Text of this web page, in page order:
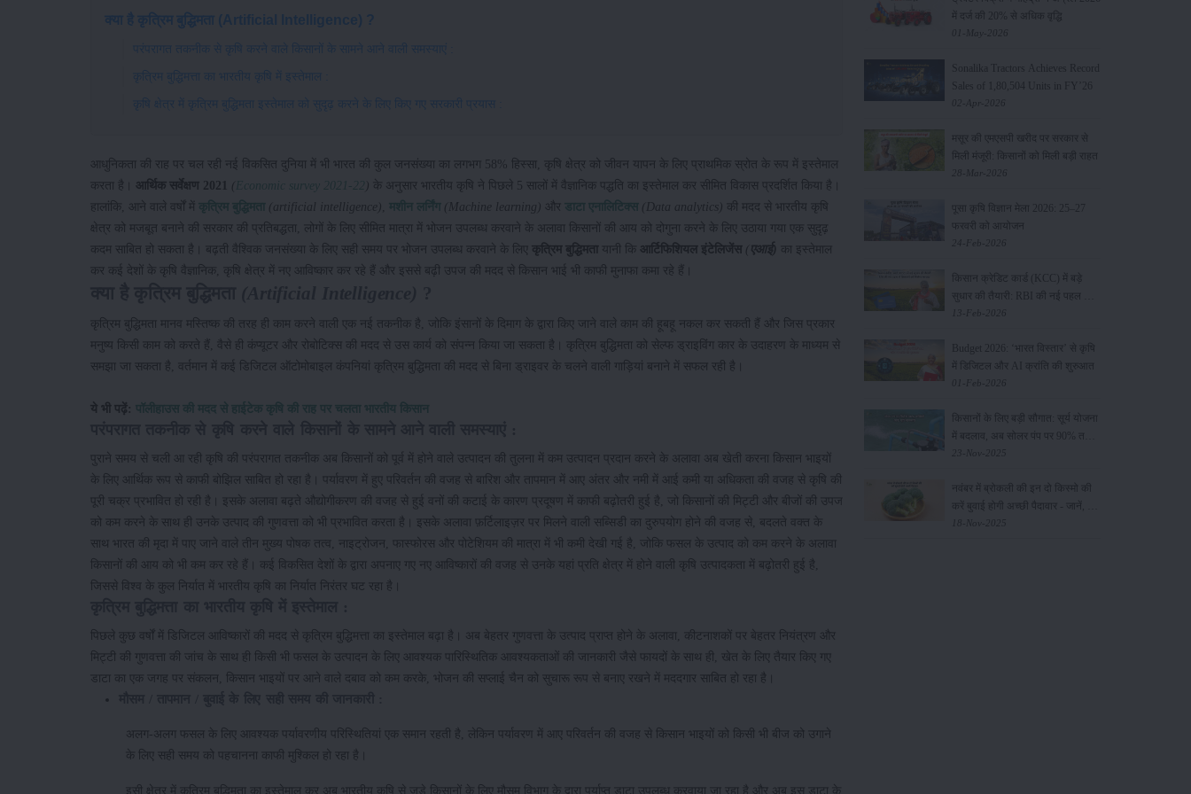
क्या है कृत्रिम बुद्धिमता (Artificial Intelligence) ?
परंपरागत तकनीक से कृषि करने वाले किसानों के सामने आने वाली समस्याएं :
कृत्रिम बुद्धिमत्ता का भारतीय कृषि में इस्तेमाल :
कृषि क्षेत्र में कृत्रिम बुद्धिमता इस्तेमाल को सुदृढ़ करने के लिए किए गए सरकारी प्रयास :
आधुनिकता की राह पर चल रही नई विकसित दुनिया में भी भारत की कुल जनसंख्या का लगभग 58% हिस्सा, कृषि क्षेत्र को जीवन यापन के लिए प्राथमिक स्रोत के रूप में इस्तेमाल
करता है। आर्थिक सर्वेक्षण 2021 ( Economic survey 2021-22 ) के अनुसार भारतीय कृषि ने पिछले 5 सालों में वैज्ञानिक पद्धति का इस्तेमाल कर सीमित विकास प्रदर्शित किया है।
हालांकि, आने वाले वर्षों में कृत्रिम बुद्धिमता (artificial intelligence) मशीन लर्निंग (Machine learning) और डाटा एनालिटिक्स (Data analytics) की मदद से भारतीय कृषि
क्षेत्र को मजबूत बनाने की सरकार की प्रतिबद्धता, लोगों के लिए सीमित मात्रा में भोजन उपलब्ध करवाने के अलावा किसानों की आय को दोगुना करने के लिए उठाया गया एक सुदृढ़
कदम साबित हो सकता है। बढ़ती वैश्विक जनसंख्या के लिए सही समय पर भोजन उपलब्ध करवाने के लिए कृत्रिम बुद्धिमता यानी कि आर्टिफिशियल इंटेलिजेंस ( एआई)
का इस्तेमाल
कर कई देशों के कृषि वैज्ञानिक, कृषि क्षेत्र में नए आविष्कार कर रहे हैं और इससे बढ़ी उपज की मदद से किसान भाई भी काफी मुनाफा कमा रहे हैं।
कृत्रिम बुद्धिमता मानव मस्तिष्क की तरह ही काम करने वाली एक नई तकनीक है, जोकि इंसानों के दिमाग के द्वारा किए जाने वाले काम की हूबहू नकल कर सकती हैं और जिस प्रकार
मनुष्य किसी काम को करते हैं, वैसे ही कंप्यूटर और रोबोटिक्स की मदद से उस कार्य को संपन्न किया जा सकता है। कृत्रिम बुद्धिमता को सेल्फ ड्राइविंग कार के उदाहरण के माध्यम से
समझा जा सकता है, वर्तमान में कई डिजिटल ऑटोमोबाइल कंपनियां कृत्रिम बुद्धिमता की मदद से बिना ड्राइवर के चलने वाली गाड़ियां बनाने में सफल रही है।
ये भी पढ़ें: पॉलीहाउस की मदद से हाईटेक कृषि की राह पर चलता भारतीय किसान
पुराने समय से चली आ रही कृषि की परंपरागत तकनीक अब किसानों को पूर्व में होने वाले उत्पादन की तुलना में कम उत्पादन प्रदान करने के अलावा अब खेती करना किसान भाइयों
के लिए आर्थिक रूप से काफी बोझिल साबित हो रहा है। पर्यावरण में हुए परिवर्तन की वजह से बारिश और तापमान में आए अंतर और नमी में आई कमी या अधिकता की वजह से कृषि की
पूरी चक्र प्रभावित हो रही है। इसके अलावा बढ़ते औद्योगीकरण की वजह से हुई वनों की कटाई के कारण प्रदूषण में काफी बढ़ोतरी हुई है, जो किसानों की मिट्टी और बीजों की उपज
को कम करने के साथ ही उनके उत्पाद की गुणवत्ता को भी प्रभावित करता है। इसके अलावा फ़र्टिलाइज़र पर मिलने वाली सब्सिडी का दुरुपयोग होने की वजह से, बदलते वक्त के
साथ भारत की मृदा में पाए जाने वाले तीन मुख्य पोषक तत्व, नाइट्रोजन, फास्फोरस और पोटेशियम की मात्रा में भी कमी देखी गई है, जोकि फसल के उत्पाद को कम करने के अलावा
किसानों की आय को भी कम कर रहे हैं। कई विकसित देशों के द्वारा अपनाए गए नए आविष्कारों की वजह से उनके यहां प्रति क्षेत्र में होने वाली कृषि उत्पादकता में बढ़ोतरी हुई है,
जिससे विश्व के कुल निर्यात में भारतीय कृषि का निर्यात निरंतर घट रहा है।
पिछले कुछ वर्षों में डिजिटल आविष्कारों की मदद से कृत्रिम बुद्धिमत्ता का इस्तेमाल बढ़ा है। अब बेहतर गुणवत्ता के उत्पाद प्राप्त होने के अलावा, कीटनाशकों पर बेहतर नियंत्रण और
मिट्टी की गुणवत्ता की जांच के साथ ही किसी भी फसल के उत्पादन के लिए आवश्यक पारिस्थितिक आवश्यकताओं की जानकारी जैसे फायदों के साथ ही, खेत के लिए तैयार किए गए
डाटा का एक जगह पर संकलन, किसान भाइयों पर आने वाले दबाव को कम करके, भोजन की सप्लाई चैन को सुचारू रूप से बनाए रखने में मददगार साबित हो रहा है।
अलग-अलग फसल के लिए आवश्यक पर्यावरणीय परिस्थितियां एक समान रहती है, लेकिन पर्यावरण में आए परिवर्तन की वजह से किसान भाइयों को किसी भी बीज को उगाने
के लिए सही समय को पहचानना काफी मुश्किल हो रहा है।
इसी क्षेत्र में कृत्रिम बुद्धिमता का इस्तेमाल कर अब भारतीय कृषि से जुड़े किसानों के लिए मौसम विभाग के द्वारा पर्याप्त डाटा उपलब्ध करवाया जा रहा है और अब इस डाटा के
में दर्ज की 20% से अधिक वृद्धि
01-May-2026
Sonalika Tractors Achieves Record
Sales of 1,80,504 Units in FY’26
02-Apr-2026
मसूर की एमएसपी खरीद पर सरकार से
मिली मंजूरी: किसानों को मिली बड़ी राहत
28-Mar-2026
पूसा कृषि विज्ञान मेला 2026: 25–27
फरवरी को आयोजन
24-Feb-2026
किसान क्रेडिट कार्ड (KCC) में बड़े
सुधार की तैयारी: RBI की नई पहल से
किसानों को मिलेगा फायदा
13-Feb-2026
Budget 2026: ‘भारत विस्तार’ से कृषि
में डिजिटल और AI क्रांति की शुरुआत
01-Feb-2026
किसानों के लिए बड़ी सौगात: सूर्य योजना
में बदलाव, अब सोलर पंप पर 90% तक
सब्सिडी!
23-Nov-2025
नवंबर में ब्रोकली की इन दो किस्मो की
करें बुवाई होगी अच्छी पैदावार - जानें, पूरी
जानकारी
18-Nov-2025